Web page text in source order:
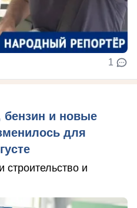
1
бензин и новые
для
и